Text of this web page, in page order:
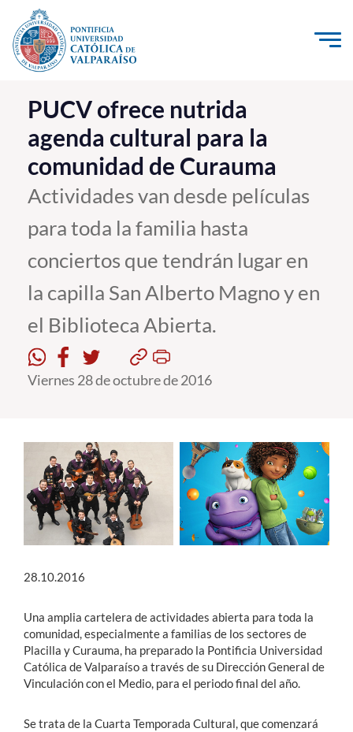
Click acá para ir directamente al contenido
La Universidad
Investigación, Creación e Innovación
PUCV Internacional
Vinculación con el Medio
Admisión
Pregrado
Formación Continua
Funcionarios
Alumni
English
PUCV ofrece nutrida
agenda cultural para la
comunidad de Curauma
Actividades van desde películas
para toda la familia hasta
conciertos que tendrán lugar en
la capilla San Alberto Magno y en
el Biblioteca Abierta.
Viernes 28 de octubre de 2016
28.10.2016
Una amplia cartelera de actividades abierta para toda la
comunidad, especialmente a familias de los sectores de
Placilla y Curauma, ha preparado la Pontificia Universidad
Católica de Valparaíso a través de su Dirección General de
Vinculación con el Medio, para el periodo final del año.
Se trata de la Cuarta Temporada Cultural, que comenzará